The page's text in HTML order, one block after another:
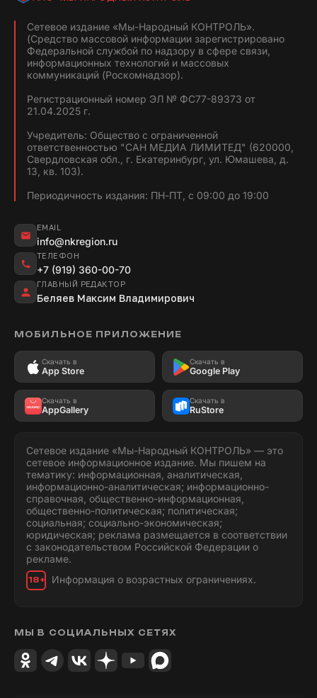
Сетевое издание «Мы-Народный КОНТРОЛЬ».
(Средство массовой информации зарегистрировано
Федеральной службой по надзору в сфере связи,
информационных технологий и массовых
коммуникаций (Роскомнадзор).
Регистрационный номер ЭЛ № ФС77-89373 от
21.04.2025 г.
Учредитель: Общество с ограниченной
ответственностью "САН МЕДИА ЛИМИТЕД" (620000,
Свердловская обл., г. Екатеринбург, ул. Юмашева, д.
13, кв. 103).
Периодичность издания: ПН-ПТ, с 09:00 до 19:00
EMAIL
info@nkregion.ru
ТЕЛЕФОН
+7 (919) 360-00-70
ГЛАВНЫЙ РЕДАКТОР
Беляев Максим Владимирович
МОБИЛЬНОЕ ПРИЛОЖЕНИЕ
Скачать в
App Store
Скачать в
Google Play
Скачать в
AppGallery
Скачать в
RuStore
Сетевое издание «Мы-Народный КОНТРОЛЬ» — это
сетевое информационное издание. Мы пишем на
тематику: информационная, аналитическая,
информационно-аналитическая; информационно-
справочная, общественно-информационная,
общественно-политическая; политическая;
социальная; социально-экономическая;
юридическая; реклама размещается в соответствии
с законодательством Российской Федерации о
рекламе.
18+ Информация о возрастных ограничениях.
МЫ В СОЦИАЛЬНЫХ СЕТЯХ